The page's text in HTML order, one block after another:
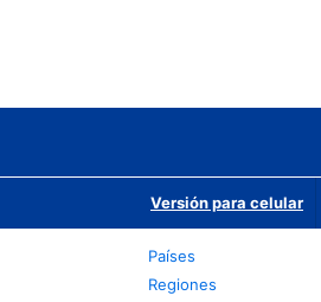
Versión para celular
Países
Regiones